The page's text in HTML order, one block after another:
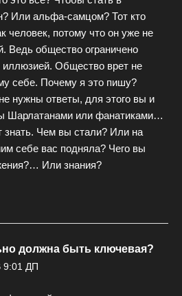
Или альфа-самцом? Тот кто
человек, потому что он уже не
Ведь общество ограничено
Общество врет не
себе. Почему я это пишу?
нужны ответы, для этого вы и
Шарлатанами или фанатиками…
знать. Чем вы стали? Или на
себе вас подняла? Чего вы
Или знания?
должна быть ключевая?
ДП